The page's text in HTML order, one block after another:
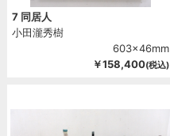
7 同居人
小田瀧秀樹
603x46mm
￥158,400(税込)